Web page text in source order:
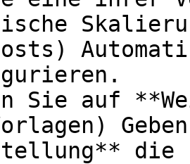
Sie auf
die